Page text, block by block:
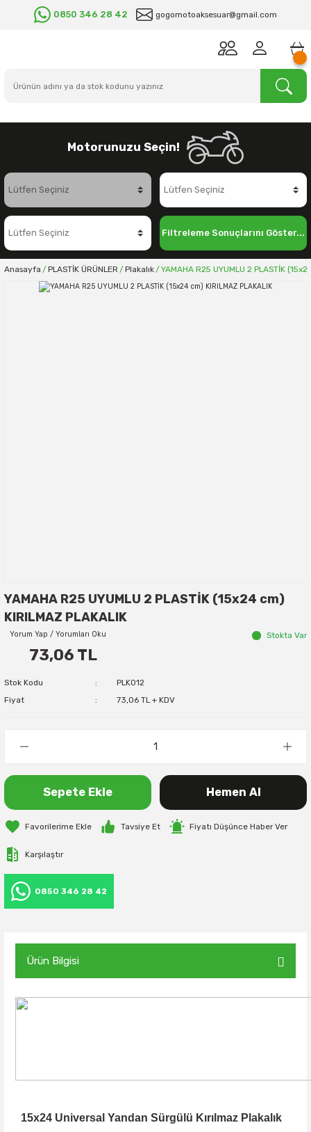
0850 346 28 42 gogomotoaksesuar@gmail.com
Motorunuzu Seçin!
Filtreleme Sonuçlarını Göster...
Anasayfa PLASTİK ÜRÜNLER Plakalık YAMAHA R25 UYUMLU 2 PLASTİK
YAMAHA R25 UYUMLU 2 PLASTİK (15x24 cm)
KIRILMAZ PLAKALIK
Yorum Yap / Yorumları Oku Stokta Var
73,06 TL
Stok Kodu
PLK012
Fiyat
73,06 TL + KDV
Sepete Ekle Hemen Al
Tavsiye Et Fiyatı Düşünce Haber Ver
Karşılaştır
0850 346 28 42
Ürün Bilgisi
15x24 Universal Yandan Sürgülü Kırılmaz Plakalık